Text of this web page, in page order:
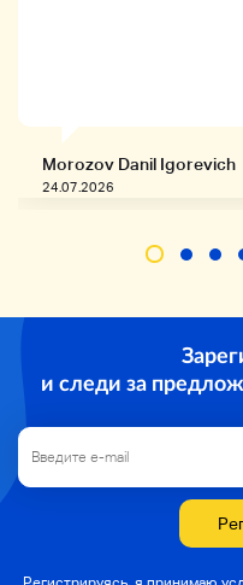
Morozov Danil Igorevich
24.07.2026
и следи за